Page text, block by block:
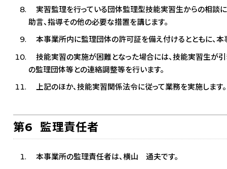
実習監理を行っている団体監理型技能実習生からの相談
助言、指導その他の必要な措置を講じます。
本事業所内に監理団体の許可証を備え付けるとともに、
技能実習の実施が困難となった場合には、技能実習生が引
の監理団体等との連絡調整等を行います。
上記のほか、技能実習関係法令に従って業務を実施します。
第6 監理責任者
本事業所の監理責任者は、横山 通夫です。